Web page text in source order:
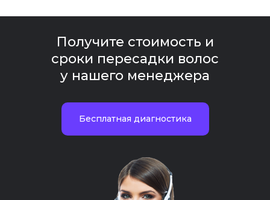
Бесплатная диагностика
Получите стоимость и
сроки пересадки волос
у нашего менеджера